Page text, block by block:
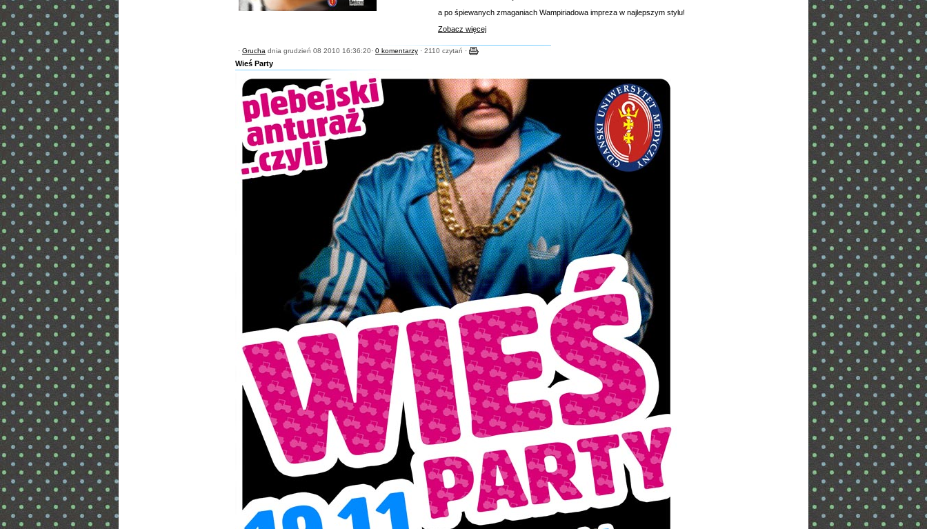
a po śpiewanych zmaganiach Wampiriadowa impreza w najlepszym stylu!
Zobacz więcej
· Grucha dnia grudzień 08 2010 16:36:20· 0 komentarzy · 2110 czytań ·
Wieś Party